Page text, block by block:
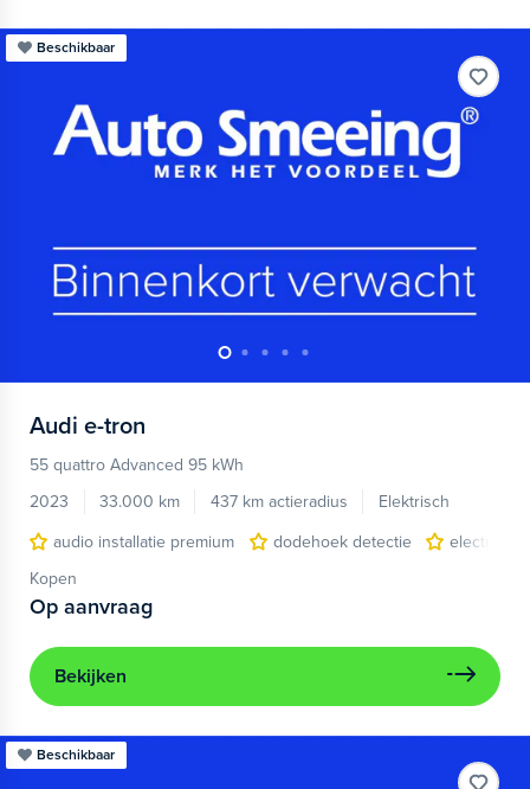
Beschikbaar
Audi e-tron
55 quattro Advanced 95 kWh
2023
33.000 km 437 km actieradius
Elektrisch
audio installatie premium
dodehoek detectie
electronic
Kopen
Op aanvraag
Bekijken
Beschikbaar